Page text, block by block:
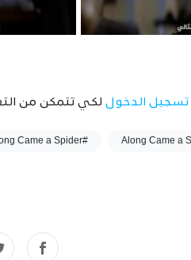
تسجيل الدخول لكي تتمكن من
#Along Came a Spider